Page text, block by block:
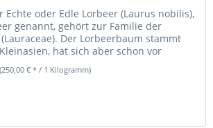
Echte oder Edle Lorbeer (Laurus nobilis),
genannt, gehört zur Familie der
Der Lorbeerbaum stammt
hat sich aber schon vor
(250,00 € * / 1 Kilogramm)